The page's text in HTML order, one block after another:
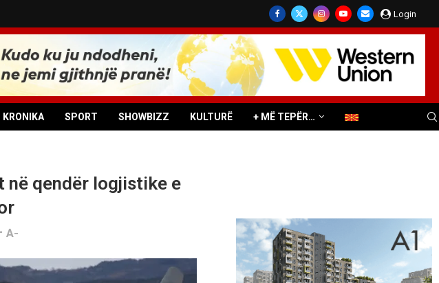
Login
KRONIKA SPORT SHOWBIZZ KULTURË + MË TEPËR…
në qendër logjistike e
A-